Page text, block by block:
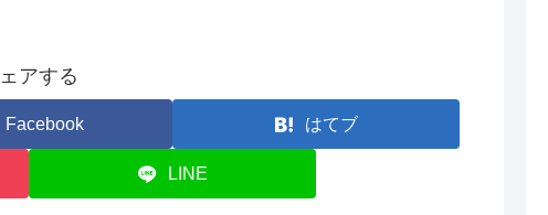
アする
Facebook はてブ
LINE